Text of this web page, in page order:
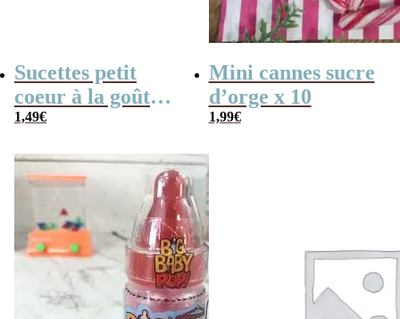
Sucettes petit
coeur à la goût
cerise x5
1,49€
Mini cannes sucre
d’orge x 10
1,99€